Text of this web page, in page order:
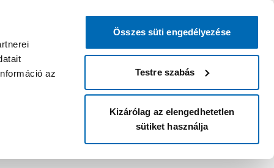
az
Összes süti engedélyezése
Testre szabás
Kizárólag az elengedhetetlen
sütiket használja
bejelentkezni?
Belépés Listáim
Áruházak és szolgáltatások